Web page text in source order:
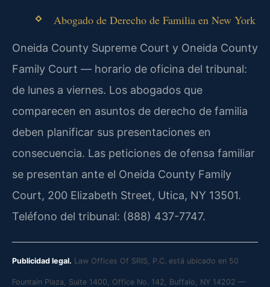
Abogado de Derecho de Familia en New York
Oneida County Supreme Court y Oneida County
Family Court — horario de oficina del tribunal:
de lunes a viernes. Los abogados que
comparecen en asuntos de derecho de familia
deben planificar sus presentaciones en
consecuencia. Las peticiones de ofensa familiar
se presentan ante el Oneida County Family
Court, 200 Elizabeth Street, Utica, NY 13501.
Teléfono del tribunal: (888) 437-7747.
Publicidad legal. Law Offices Of SRIS, P.C. está ubicado en 50
Fountain Plaza, Suite 1400, Office No. 142, Buffalo, NY 14202 —